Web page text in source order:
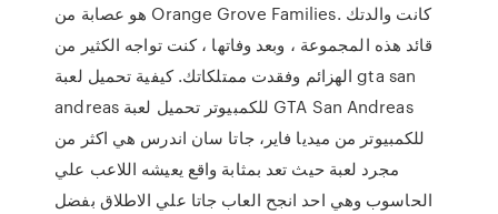
هو عصابة من Orange Grove Families. كانت والدتك
قائد هذه المجموعة ، وبعد وفاتها ، كنت تواجه الكثير من
الهزائم وفقدت ممتلكاتك. كيفية تحميل لعبة gta san
andreas للكمبيوتر تحميل لعبة GTA San Andreas
للكمبيوتر من ميديا فاير، جاتا سان اندرس هي اكثر من
مجرد لعبة حيث تعد بمثابة واقع يعيشه اللاعب علي
الحاسوب وهي احد انجح العاب جاتا علي الاطلاق بفضل